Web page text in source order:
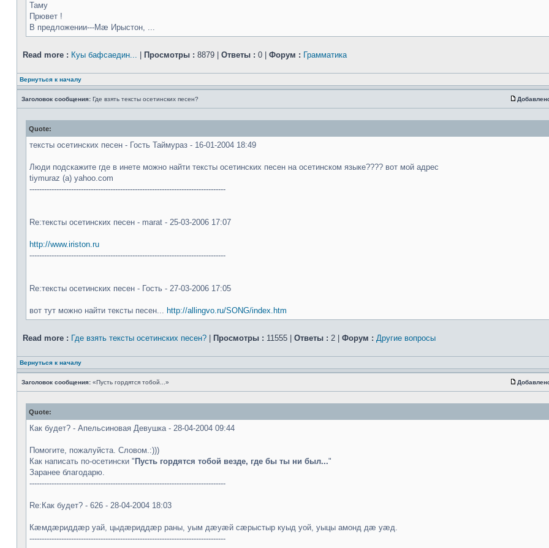
Таму
Прювет !
В предложении---Мæ Ирыстон, ...
Read more : Куы бафсаедин... Просмотры : 8879 | Ответы : 0 | Форум : Грамматика
Вернуться к началу
Заголовок сообщения: Где взять тексты осетинских песен?
Quote:
тексты осетинских песен - Гость Таймураз - 16-01-2004 18:49
Люди подскажите где в инете можно найти тексты осетинских песен на осетинском языке???? вот мой адрес
tiymuraz (а) yahoo.com
--------------------------------------------------------------------------------
Re:тексты осетинских песен - marat - 25-03-2006 17:07
http://www.iriston.ru
--------------------------------------------------------------------------------
Re:тексты осетинских песен - Гость - 27-03-2006 17:05
вот тут можно найти тексты песен... http://allingvo.ru/SONG/index.htm
Read more : Где взять тексты осетинских песен? Просмотры : 11555 | Ответы : 2 | Форум : Другие вопросы
Вернуться к началу
Заголовок сообщения: «Пусть гордятся тобой...»
Quote:
Как будет? - Апельсиновая Девушка - 28-04-2004 09:44
Помогите, пожалуйста. Словом.:)))
Как написать по-осетински " Пусть гордятся тобой везде, где бы ты ни был..."
Заранее благодарю.
--------------------------------------------------------------------------------
Re:Как будет? - 626 - 28-04-2004 18:03
Кæмдæриддæр уай, цыдæриддæр раны, уым дæуæй сæрыстыр куыд уой, уыцы амонд дæ уæд.
--------------------------------------------------------------------------------